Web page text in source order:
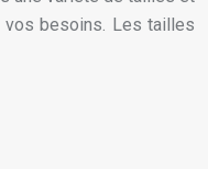
vos besoins. Les tailles